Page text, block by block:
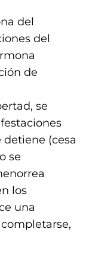
del
del
de
se
(cesa
se
los
una